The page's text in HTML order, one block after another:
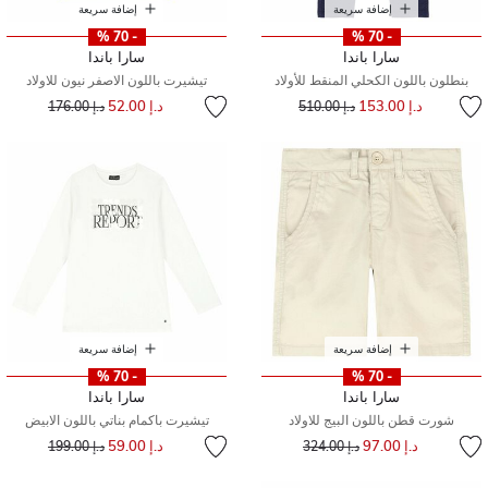
إضافة سريعة
- 70 %
سارا باندا
بنطلون باللون الكحلي المنقط للأولاد
د.إ 153.00 سعر مخفض مند.إ 510.00
إضافة سريعة
- 70 %
سارا باندا
تيشيرت باللون الاصفر نيون للاولاد
د.إ 52.00 سعر مخفض من
د.إ 176.00 إلى
إضافة سريعة
- 70 %
سارا باندا
شورت قطن باللون البيج للاولاد
د.إ 97.00 سعر مخفض مند.إ 324.00
إضافة سريعة
- 70 %
سارا باندا
تيشيرت باكمام بناتي باللون الابيض
د.إ 59.00 سعر مخفض من
د.إ 199.00 إلى